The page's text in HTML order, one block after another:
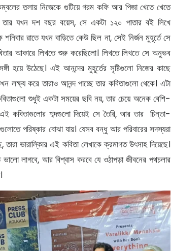
কম্বলের তলায় নিজেকে গুটিয়ে গরম কফি আর পিজা খেতে খেতে
তার যখন দশ বছর বয়েস, সে একটা ১২০ পাতার বই লিখে
রাতে যখন বাড়িতে কেউ ছিল না, সেই নির্জন মুহূর্তে সে
আকারে লিখতে শুরু করেছিলো। লিখতে লিখতে সে অনুভব
হয়ে উঠেছে। এই আনন্দের মুহূর্তের সৃষ্টিগুলো নিজের কাছে
লক্ষ্য করে তারাও আনন্দ পাচ্ছে তার কবিতাগুলো থেকে। এটা
শুধুই একটা সময়ের ছবি নয়, তার চেয়ে অনেক বেশি-
কবিতাগুলোর শব্দগুলো দিয়েই সে তৈরি, আর তার চিন্তা-
পরিষ্কার বোঝা যায়। যেসব বন্ধু আর পরিবারের সদস্যরা
ভারালি্‌কার এই কবিতা লেখাকে ক্রমাগত উৎসাহ দিয়েছে।
লাগবে, আর বিশ্বাস করবে যে ওঠাপড়া জীবনের পথচলার